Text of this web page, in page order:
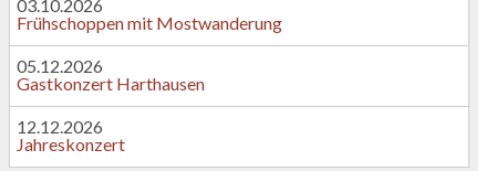
03.10.2026
Frühschoppen mit Mostwanderung
05.12.2026
Gastkonzert Harthausen
12.12.2026
Jahreskonzert